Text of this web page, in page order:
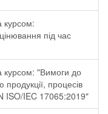
курсом:
під час
курсом: "Вимоги до
процесів
ISO/IEC 17065:2019"